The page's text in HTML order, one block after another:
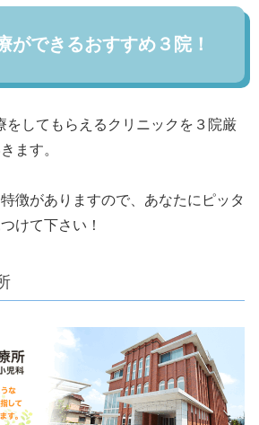
ができるおすすめ３院！
をしてもらえるクリニックを３院厳
ます。
徴がありますので、あなたにピッタ
けて下さい！